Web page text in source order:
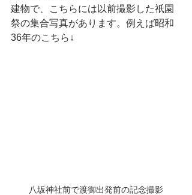
建物で、こちらには以前撮影した祇園
祭の集合写真があります。例えば昭和
36年のこちら↓
八坂神社前で渡御出発前の記念撮影